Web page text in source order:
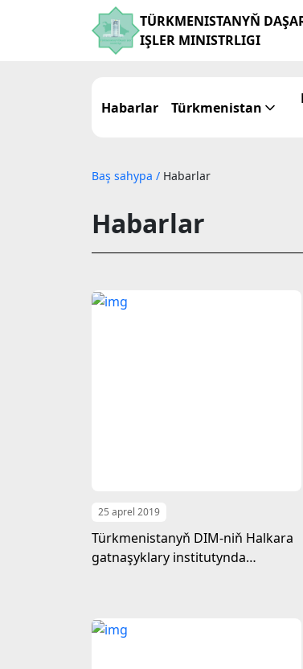
TÜRKMENISTANYŇ
IŞLER MINISTRLIGI
Habarlar Türkmenistan
Baş sahypa / Habarlar
Habarlar
25 aprel 2019
Türkmenistanyň DIM-niň Halkara
gatnaşyklary institutynda